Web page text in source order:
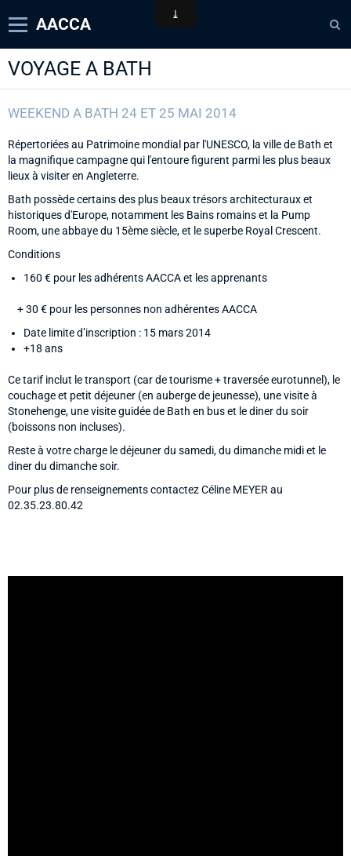
AACCA
Page d'accueil
Diaporamas
VOYAGE A BATH
WEEKEND A BATH 24 ET 25 MAI 2014
Répertoriées au Patrimoine mondial par l'UNESCO, la ville de Bath et
la magnifique campagne qui l'entoure figurent parmi les plus beaux
lieux à visiter en Angleterre.
Bath possède certains des plus beaux trésors architecturaux et
historiques d'Europe, notamment les Bains romains et la Pump
Room, une abbaye du 15ème siècle, et le superbe Royal Crescent.
Conditions
160 € pour les adhérents AACCA et les apprenants
+ 30 € pour les personnes non adhérentes AACCA
Date limite d’inscription : 15 mars 2014
+18 ans
Ce tarif inclut le transport (car de tourisme + traversée eurotunnel), le
couchage et petit déjeuner (en auberge de jeunesse), une visite à
Stonehenge, une visite guidée de Bath en bus et le diner du soir
(boissons non incluses).
Reste à votre charge le déjeuner du samedi, du dimanche midi et le
diner du dimanche soir.
Pour plus de renseignements contactez Céline MEYER au
02.35.23.80.42